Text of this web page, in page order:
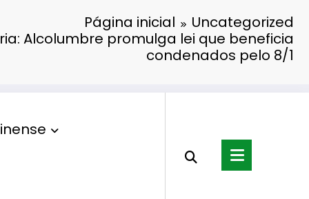
Página inicial
Uncategorized
Alcolumbre promulga lei que beneficia
condenados pelo 8/1